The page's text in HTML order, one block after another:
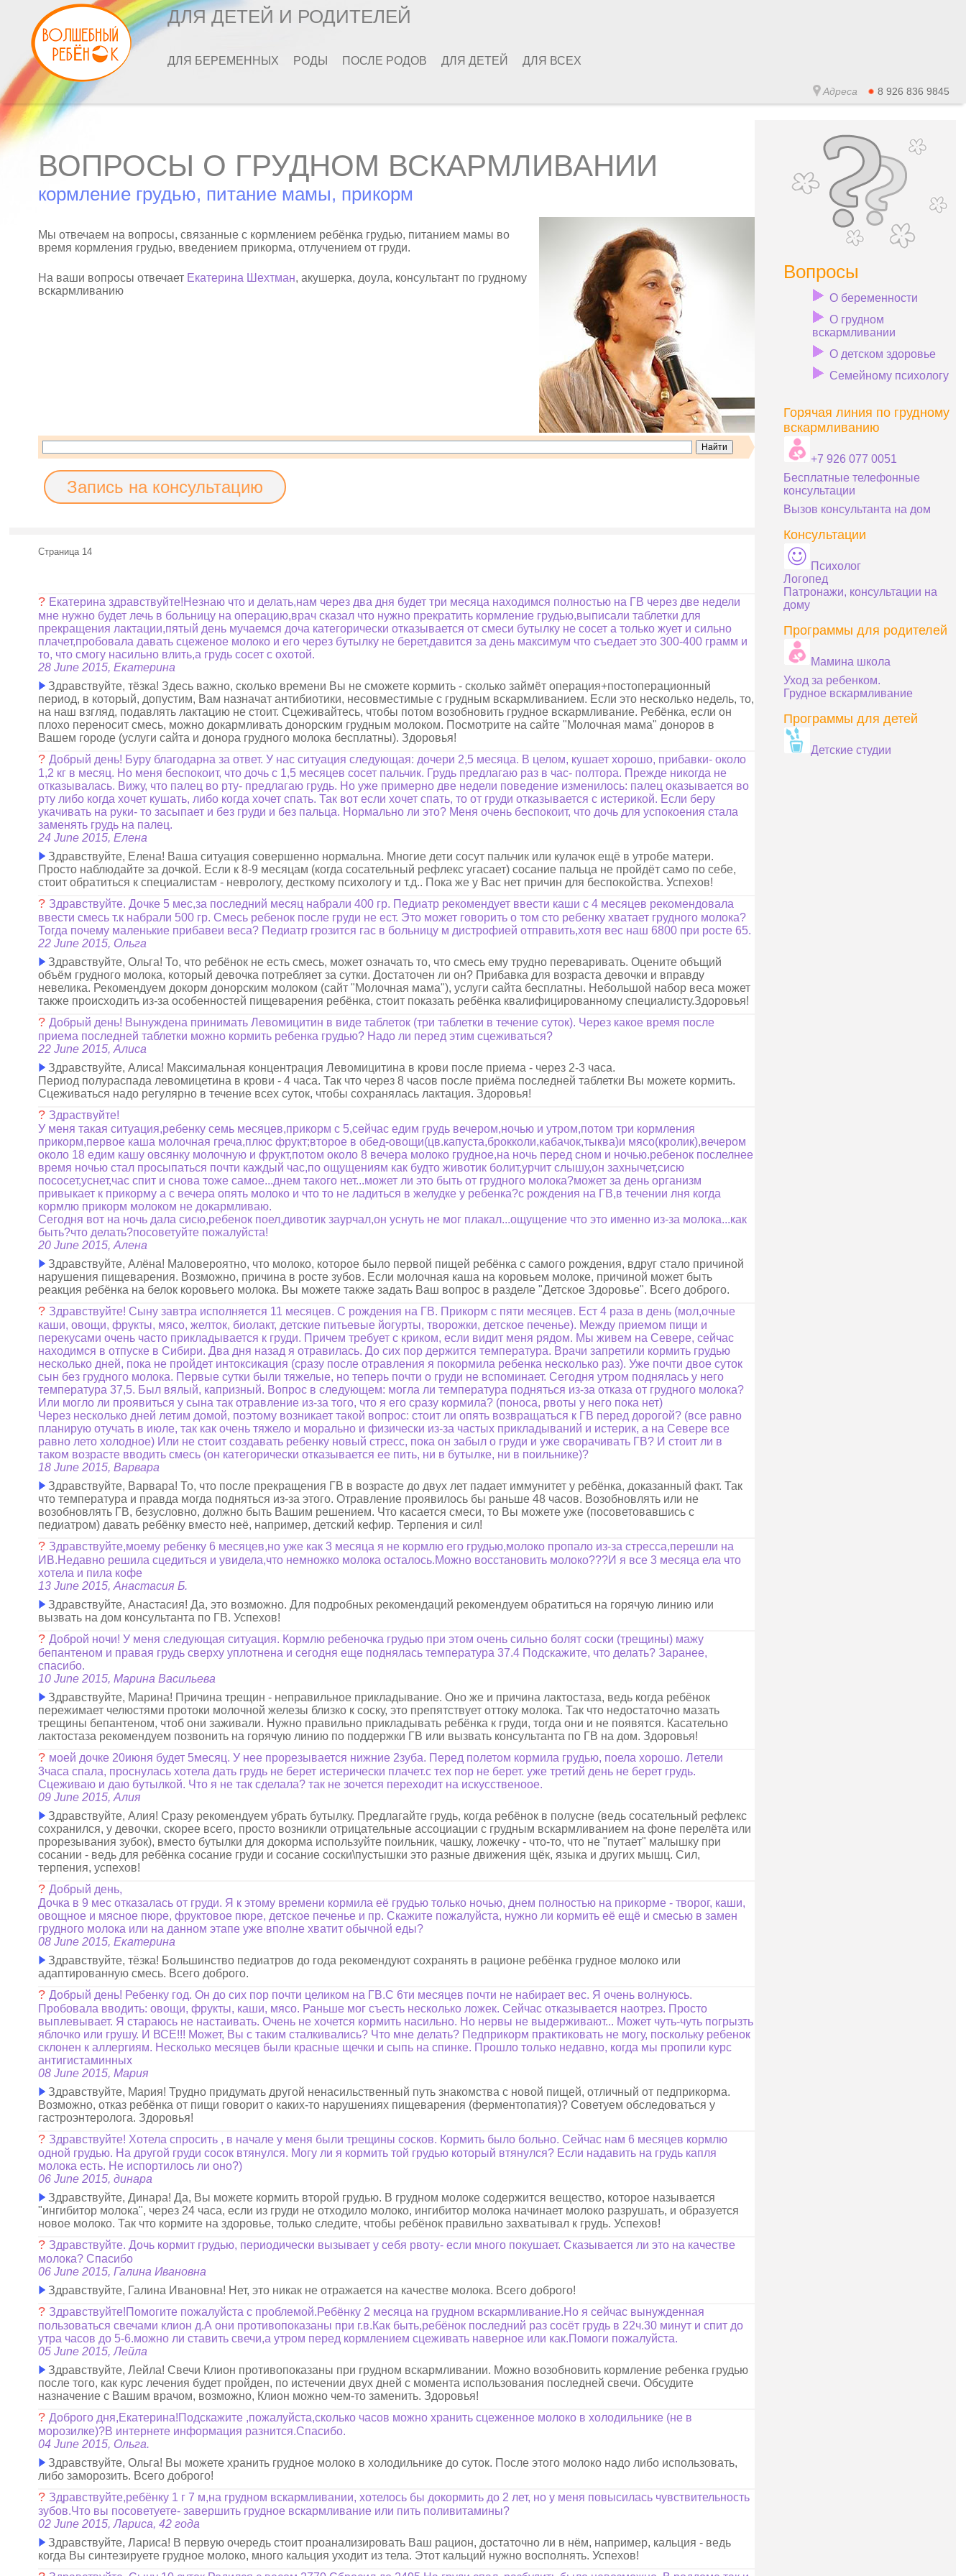
ДЛЯ ДЕТЕЙ И РОДИТЕЛЕЙ
ДЛЯ БЕРЕМЕННЫХ РОДЫ ПОСЛЕ РОДОВ ДЛЯ ДЕТЕЙ ДЛЯ ВСЕХ
Адреса 8 926 836 9845
ВОПРОСЫ О ГРУДНОМ ВСКАРМЛИВАНИИ
кормление грудью, питание мамы, прикорм
Мы отвечаем на вопросы, связанные с кормлением ребёнка грудью, питанием мамы во
время кормления грудью, введением прикорма, отлучением от груди.
На ваши вопросы отвечает Екатерина Шехтман, акушерка, доула, консультант по грудному
вскармливанию
Запись на консультацию
Страница 14
? Екатерина здравствуйте!Незнаю что и делать,нам через два дня будет три месяца находимся полностью на ГВ через две недели
мне нужно будет лечь в больницу на операцию,врач сказал что нужно прекратить кормление грудью,выписали таблетки для
прекращения лактации,пятый день мучаемся доча категорически отказывается от смеси бутылку не сосет а только жует и сильно
плачет,пробовала давать сцеженое молоко и его через бутылку не берет,давится за день максимум что съедает это 300-400 грамм и
то, что смогу насильно влить,а грудь сосет с охотой.
28 June 2015, Екатерина
Здравствуйте, тёзка! Здесь важно, сколько времени Вы не сможете кормить - сколько займёт операция+постоперационный
период, в который, допустим, Вам назначат антибиотики, несовместимые с грудным вскармливанием. Если это несколько недель, то,
на наш взгляд, подавлять лактацию не стоит. Сцеживайтесь, чтобы потом возобновить грудное вскармливание. Ребёнка, если он
плохо переносит смесь, можно докармливать донорским грудным молоком. Посмотрите на сайте "Молочная мама" доноров в
Вашем городе (услуги сайта и донора грудного молока бесплатны). Здоровья!
?Добрый день! Буру благодарна за ответ. У нас ситуация следующая: дочери 2,5 месяца. В целом, кушает хорошо, прибавки- около
1,2 кг в месяц. Но меня беспокоит, что дочь с 1,5 месяцев сосет пальчик. Грудь предлагаю раз в час- полтора. Прежде никогда не
отказывалась. Вижу, что палец во рту- предлагаю грудь. Но уже примерно две недели поведение изменилось: палец оказывается во
рту либо когда хочет кушать, либо когда хочет спать. Так вот если хочет спать, то от груди отказывается с истерикой. Если беру
укачивать на руки- то засыпает и без груди и без пальца. Нормально ли это? Меня очень беспокоит, что дочь для успокоения стала
заменять грудь на палец.
24 June 2015, Елена
Здравствуйте, Елена! Ваша ситуация совершенно нормальна. Многие дети сосут пальчик или кулачок ещё в утробе матери.
Просто наблюдайте за дочкой. Если к 8-9 месяцам (когда сосательный рефлекс угасает) сосание пальца не пройдёт само по себе,
стоит обратиться к специалистам - неврологу, десткому психологу и т.д.. Пока же у Вас нет причин для беспокойства. Успехов!
? Здравствуйте. Дочке 5 мес,за последний месяц набрали 400 гр. Педиатр рекомендует ввести каши с 4 месяцев рекомендовала
ввести смесь т.к набрали 500 гр. Смесь ребенок после груди не ест. Это может говорить о том сто ребенку хватает грудного молока?
Тогда почему маленькие прибавеи веса? Педиатр грозится гас в больницу м дистрофией отправить,хотя вес наш 6800 при росте 65.
22 June 2015, Ольга
Здравствуйте, Ольга! То, что ребёнок не есть смесь, может означать то, что смесь ему трудно переваривать. Оцените объщий
объём грудного молока, который девочка потребляет за сутки. Достаточен ли он? Прибавка для возраста девочки и вправду
невелика. Рекомендуем докорм донорским молоком (сайт "Молочная мама"), услуги сайта бесплатны. Небольшой набор веса может
также происходить из-за особенностей пищеварения ребёнка, стоит показать ребёнка квалифицированному специалисту.Здоровья!
?Добрый день! Вынуждена принимать Левомицитин в виде таблеток (три таблетки в течение суток). Через какое время после
приема последней таблетки можно кормить ребенка грудью? Надо ли перед этим сцеживаться?
22 June 2015, Алиса
Здравствуйте, Алиса! Максимальная концентрация Левомицитина в крови после приема - через 2-3 часа.
Период полураспада левомицетина в крови - 4 часа. Так что через 8 часов после приёма последней таблетки Вы можете кормить.
Сцеживаться надо регулярно в течение всех суток, чтобы сохранялась лактация. Здоровья!
? Здраствуйте!
У меня такая ситуация,ребенку семь месяцев,прикорм с 5,сейчас едим грудь вечером,ночью и утром,потом три кормления
прикорм,первое каша молочная греча,плюс фрукт;второе в обед-овощи(цв.капуста,брокколи,кабачок,тыква)и мясо(кролик),вечером
около 18 едим кашу овсянку молочную и фрукт,потом около 8 вечера молоко грудное,на ночь перед сном и ночью.ребенок послелнее
время ночью стал просыпаться почти каждый час,по ощущениям как будто животик болит,урчит слышу,он захнычет,сисю
пососет,уснет,час спит и снова тоже самое...днем такого нет...может ли это быть от грудного молока?может за день организм
привыкает к прикорму а с вечера опять молоко и что то не ладиться в желудке у ребенка?с рождения на ГВ,в течении лня когда
кормлю прикорм молоком не докармливаю.
Сегодня вот на ночь дала сисю,ребенок поел,дивотик заурчал,он уснуть не мог плакал...ощущение что это именно из-за молока...как
быть?что делать?посоветуйте пожалуйста!
20 June 2015, Алена
Здравствуйте, Алёна! Маловероятно, что молоко, которое было первой пищей ребёнка с самого рождения, вдруг стало причиной
нарушения пищеварения. Возможно, причина в росте зубов. Если молочная каша на коровьем молоке, причиной может быть
реакция ребёнка на белок коровьего молока. Вы можете также задать Ваш вопрос в разделе "Детское Здоровье". Всего доброго.
? Здравствуйте! Сыну завтра исполняется 11 месяцев. С рождения на ГВ. Прикорм с пяти месяцев. Ест 4 раза в день (мол,очные
каши, овощи, фрукты, мясо, желток, биолакт, детские питьевые йогурты, творожки, детское печенье). Между приемом пищи и
перекусами очень часто прикладывается к груди. Причем требует с криком, если видит меня рядом. Мы живем на Севере, сейчас
находимся в отпуске в Сибири. Два дня назад я отравилась. До сих пор держится температура. Врачи запретили кормить грудью
несколько дней, пока не пройдет интоксикация (сразу после отравления я покормила ребенка несколько раз). Уже почти двое суток
сын без грудного молока. Первые сутки были тяжелые, но теперь почти о груди не вспоминает. Сегодня утром поднялась у него
температура 37,5. Был вялый, капризный. Вопрос в следующем: могла ли температура подняться из-за отказа от грудного молока?
Или могло ли проявиться у сына так отравление из-за того, что я его сразу кормила? (поноса, рвоты у него пока нет)
Через несколько дней летим домой, поэтому возникает такой вопрос: стоит ли опять возвращаться к ГВ перед дорогой? (все равно
планирую отучать в июле, так как очень тяжело и морально и физически из-за частых прикладываний и истерик, а на Севере все
равно лето холодное) Или не стоит создавать ребенку новый стресс, пока он забыл о груди и уже сворачивать ГВ? И стоит ли в
таком возрасте вводить смесь (он категорически отказывается ее пить, ни в бутылке, ни в поильнике)?
18 June 2015, Варвара
Здравствуйте, Варвара! То, что после прекращения ГВ в возрасте до двух лет падает иммунитет у ребёнка, доказанный факт. Так
что температура и правда могда подняться из-за этого. Отравление проявилось бы раньше 48 часов. Возобновлять или не
возобновлять ГВ, безусловно, должно быть Вашим решением. Что касается смеси, то Вы можете уже (посоветовавшись с
педиатром) давать ребёнку вместо неё, например, детский кефир. Терпения и сил!
? Здравствуйте,моему ребенку 6 месяцев,но уже как 3 месяца я не кормлю его грудью,молоко пропало из-за стресса,перешли на
ИВ.Недавно решила сцедиться и увидела,что немножко молока осталось.Можно восстановить молоко???И я все 3 месяца ела что
хотела и пила кофе
13 June 2015, Анастасия Б.
Здравствуйте, Анастасия! Да, это возможно. Для подробных рекомендаций рекомендуем обратиться на горячую линию или
вызвать на дом консультанта по ГВ. Успехов!
?Доброй ночи! У меня следующая ситуация. Кормлю ребеночка грудью при этом очень сильно болят соски (трещины) мажу
бепантеном и правая грудь сверху уплотнена и сегодня еще поднялась температура 37.4 Подскажите, что делать? Заранее,
спасибо.
10 June 2015, Марина Васильева
Здравствуйте, Марина! Причина трещин - неправильное прикладывание. Оно же и причина лактостаза, ведь когда ребёнок
пережимает челюстями протоки молочной железы близко к соску, это препятствует оттоку молока. Так что недостаточно мазать
трещины бепантеном, чтоб они заживали. Нужно правильно прикладывать ребёнка к груди, тогда они и не появятся. Касательно
лактостаза рекомендуем позвонить на горячую линию по поддержки ГВ или вызвать консультанта по ГВ на дом. Здоровья!
? моей дочке 20июня будет 5месяц. У нее прорезывается нижние 2зуба. Перед полетом кормила грудью, поела хорошо. Летели
3часа спала, проснулась хотела дать грудь не берет истерически плачет.с тех пор не берет. уже третий день не берет грудь.
Сцеживаю и даю бутылкой. Что я не так сделала? так не зочется переходит на искусственоое.
09 June 2015, Алия
Здравствуйте, Алия! Сразу рекомендуем убрать бутылку. Предлагайте грудь, когда ребёнок в полусне (ведь сосательный рефлекс
сохранился, у девочки, скорее всего, просто возникли отрицательные ассоциации с грудным вскармливанием на фоне перелёта или
прорезывания зубок), вместо бутылки для докорма используйте поильник, чашку, ложечку - что-то, что не "путает" малышку при
сосании - ведь для ребёнка сосание груди и сосание соски\пустышки это разные движения щёк, языка и других мышц. Сил,
терпения, успехов!
?Добрый день,
Дочка в 9 мес отказалась от груди. Я к этому времени кормила её грудью только ночью, днем полностью на прикорме - творог, каши,
овощное и мясное пюре, фруктовое пюре, детское печенье и пр. Скажите пожалуйста, нужно ли кормить её ещё и смесью в замен
грудного молока или на данном этапе уже вполне хватит обычной еды?
08 June 2015, Екатерина
Здравствуйте, тёзка! Большинство педиатров до года рекомендуют сохранять в рационе ребёнка грудное молоко или
адаптированную смесь. Вcего доброго.
?Добрый день! Ребенку год. Он до сих пор почти целиком на ГВ.С 6ти месяцев почти не набирает вес. Я очень волнуюсь.
Пробовала вводить: овощи, фрукты, каши, мясо. Раньше мог съесть несколько ложек. Сейчас отказывается наотрез. Просто
выплевывает. Я стараюсь не настаивать. Очень не хочется кормить насильно. Но нервы не выдерживают... Может чуть-чуть погрызть
яблочко или грушу. И ВСЕ!!! Может, Вы с таким сталкивались? Что мне делать? Педприкорм практиковать не могу, поскольку ребенок
склонен к аллергиям. Несколько месяцев были красные щечки и сыпь на спинке. Прошло только недавно, когда мы пропили курс
антигистаминных
08 June 2015, Мария
Здравствуйте, Мария! Трудно придумать другой ненасильственный путь знакомства с новой пищей, отличный от педприкорма.
Возможно, отказ ребёнка от пищи говорит о каких-то нарушениях пищеварения (ферментопатия)? Советуем обследоваться у
гастроэнтеролога. Здоровья!
? Здравствуйте! Хотела спросить , в начале у меня были трещины сосков. Кормить было больно. Сейчас нам 6 месяцев кормлю
одной грудью. На другой груди сосок втянулся. Могу ли я кормить той грудью который втянулся? Если надавить на грудь капля
молока есть. Не испортилось ли оно?)
06 June 2015, динара
Здравствуйте, Динара! Да, Вы можете кормить второй грудью. В грудном молоке содержится вещество, которое называется
"ингибитор молока", через 24 часа, если из груди не отходило молоко, ингибитор молока начинает молоко разрушать, и образуется
новое молоко. Так что кормите на здоровье, только следите, чтобы ребёнок правильно захватывал к грудь. Успехов!
? Здравствуйте. Дочь кормит грудью, периодически вызывает у себя рвоту- если много покушает. Сказывается ли это на качестве
молока? Спасибо
06 June 2015, Галина Ивановна
Здравствуйте, Галина Ивановна! Нет, это никак не отражается на качестве молока. Всего доброго!
? Здравствуйте!Помогите пожалуйста с проблемой.Ребёнку 2 месяца на грудном вскармливание.Но я сейчас вынужденная
пользоваться свечами клион д.А они противопоказаны при г.в.Как быть,ребёнок последний раз сосёт грудь в 22ч.30 минут и спит до
утра часов до 5-6.можно ли ставить свечи,а утром перед кормлением сцеживать наверное или как.Помоги пожалуйста.
05 June 2015, Лейла
Здравствуйте, Лейла! Свечи Клион противопоказаны при грудном вскармливании. Можно возобновить кормление ребенка грудью
после того, как курс лечения будет пройден, по истечении двух дней с момента использования последней свечи. Обсудите
назначение с Вашим врачом, возможно, Клион можно чем-то заменить. Здоровья!
?Доброго дня,Екатерина!Подскажите ,пожалуйста,сколько часов можно хранить сцеженное молоко в холодильнике (не в
морозилке)?В интернете информация разнится.Спасибо.
04 June 2015, Ольга.
Здравствуйте, Ольга! Вы можете хранить грудное молоко в холодильнике до суток. После этого молоко надо либо использовать,
либо заморозить. Всего доброго!
? Здравствуйте,ребёнку 1 г 7 м,на грудном вскармливании, хотелось бы докормить до 2 лет, но у меня повысилась чувствительность
зубов.Что вы посоветуете- завершить грудное вскармливание или пить поливитамины?
02 June 2015, Лариса, 42 года
Здравствуйте, Лариса! В первую очередь стоит проанализировать Ваш рацион, достаточно ли в нём, например, кальция - ведь
когда Вы синтезируете грудное молоко, много кальция уходит из тела. Этот кальций нужно восполнять. Успехов!
Вопросы
О беременности
О грудном
вскармливании
О детском здоровье
Семейному психологу
Горячая линия по грудному
вскармливанию
+7 926 077 0051
Бесплатные телефонные
консультации
Вызов консультанта на дом
Консультации
Психолог
Логопед
Патронажи, консультации на
дому
Программы для родителей
Мамина школа
Уход за ребенком.
Грудное вскармливание
Программы для детей
Детские студии